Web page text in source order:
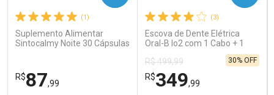
Comprar sem Desconto
Por R$ 66,83/cada
Comprar sem Desconto
Por R$ 66,83/cada
Comprar sem Desconto
Por R$ 189,99/cada
Comprar sem Desconto
Por R$ 189,99/cada
(1)
Suplemento Alimentar
Sintocalmy Noite 30 Cápsulas
R$87,99
(3)
Escova de Dente Elétrica
Oral-B Io2 com 1 Cabo + 1
R$ 499,99
R$349,99
30% OFF